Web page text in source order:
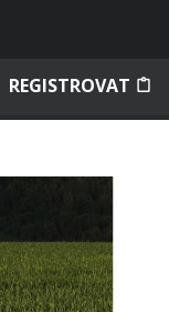
REGISTROVAT